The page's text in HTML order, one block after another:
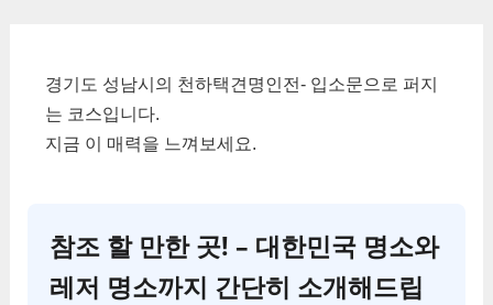
경기도 성남시의 천하택견명인전- 입소문으로 퍼지
는 코스입니다.
지금 이 매력을 느껴보세요.
참조 할 만한 곳! – 대한민국 명소와
레저 명소까지 간단히 소개해드립